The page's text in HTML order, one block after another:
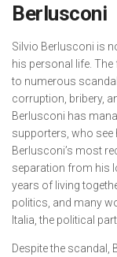
Berlusconi
Silvio Berlusconi is
his personal life.
to numerous
corruption, bribery,
Berlusconi has
supporters, who see
Berlusconi’s most
separation from his
years of living
politics, and many
Italia, the political
Despite the scandal,